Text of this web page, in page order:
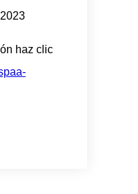
haz clic